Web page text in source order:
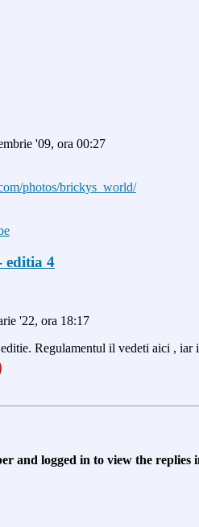
'09, ora 00:27
photos/brickys_world/
editia 4
'22, ora 18:17
Regulamentul il vedeti aici ,
and logged in to view the replies